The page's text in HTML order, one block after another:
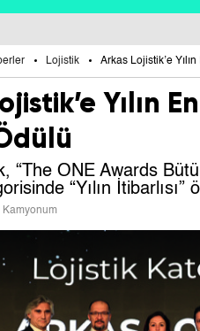
Lojistik Arkas Lojistik’e
Yılın
“The ONE Awards
“Yılın İtibarlısı”
| Kamyonum